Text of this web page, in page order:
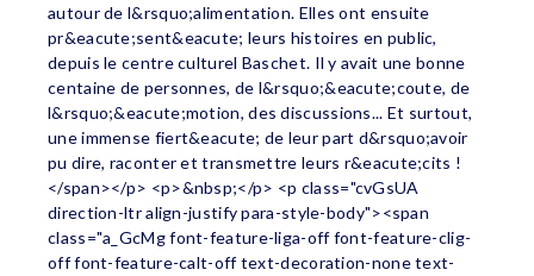
autour de l&rsquo;alimentation. Elles ont ensuite
pr&eacute;sent&eacute; leurs histoires en public,
depuis le centre culturel Baschet. Il y avait une bonne
centaine de personnes, de l&rsquo;&eacute;coute, de
l&rsquo;&eacute;motion, des discussions... Et surtout,
une immense fiert&eacute; de leur part d&rsquo;avoir
pu dire, raconter et transmettre leurs r&eacute;cits !
</span></p> <p>&nbsp;</p> <p class="cvGsUA
direction-ltr align-justify para-style-body"><span
class="a_GcMg font-feature-liga-off font-feature-clig-
off font-feature-calt-off text-decoration-none text-